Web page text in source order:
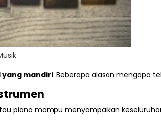
yang mandiri. Beberapa alasan mengapa
piano mampu menyampaikan